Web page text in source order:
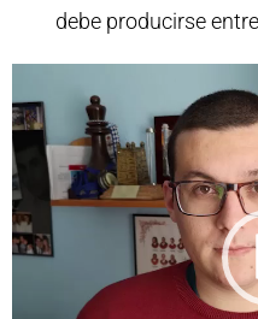
debe producirse
e
p
r
o
d